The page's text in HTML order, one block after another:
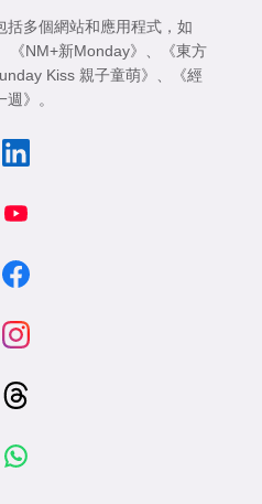
括多個網站和應用程式，如
《NM+新Monday》
《東方
Kiss 親子童萌》
《經
週》
。